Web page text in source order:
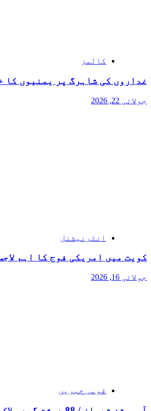
کالمز
غداروں کی شاہرگ پر یمنیوں کا
جولائی 22, 2026
انٹرنیشنل
کویت میں امریکی فوج کا اہم
جولائی 16, 2026
قومی خبریں